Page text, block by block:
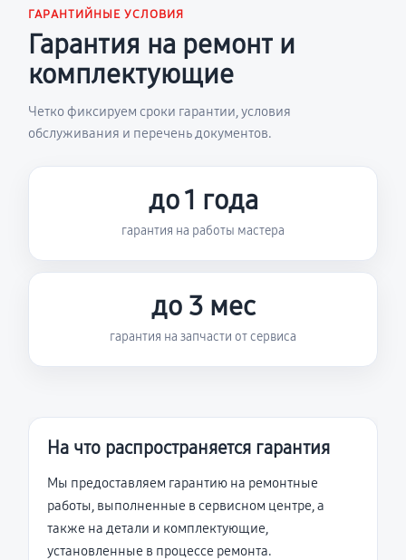
ГАРАНТИЙНЫЕ УСЛОВИЯ
Гарантия на ремонт и
комплектующие
Четко фиксируем сроки гарантии, условия
обслуживания и перечень документов.
до 1 года
гарантия на работы мастера
до 3 мес
гарантия на запчасти от сервиса
На что распространяется гарантия
Мы предоставляем гарантию на ремонтные
работы, выполненные в сервисном центре, а
также на детали и комплектующие,
установленные в процессе ремонта.